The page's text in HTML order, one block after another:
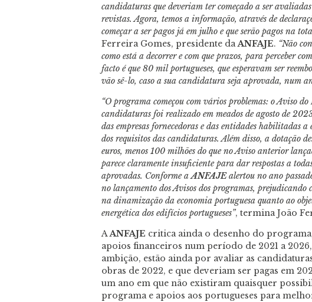
candidaturas que deveriam ter começado a ser
revistas. Agora, temos a informação, através de
começar a ser pagos já em julho e que serão pagos na
Ferreira Gomes, presidente da ANFAJE. “Não
como está a decorrer e com que prazos, para perceber
facto é que 80 mil portugueses, que esperavam ser
vão sê-lo, caso a sua candidatura seja aprovada, num
“O programa começou com vários problemas: o Aviso
candidaturas foi realizado em meados de agosto de
das empresas fornecedoras e das entidades habilitadas
dos requisitos das candidaturas. Além disso, a dotação
euros, menos 100 milhões do que no Aviso anterior
parece claramente insuficiente para dar respostas a
aprovadas. Conforme aANFAJEalertou no ano
no lançamento dos Avisos dos programas, prejudicando
na dinamização da economia portuguesa quanto ao
energética dos edifícios portugueses”, termina João
AANFAJE critica ainda o desenho do
apoios financeiros num período de 2021 a
ambição, estão ainda por avaliar as
obras de 2022, e que deveriam ser pagas em
um ano em que não existiram quaisquer
programa e apoios aos portugueses para